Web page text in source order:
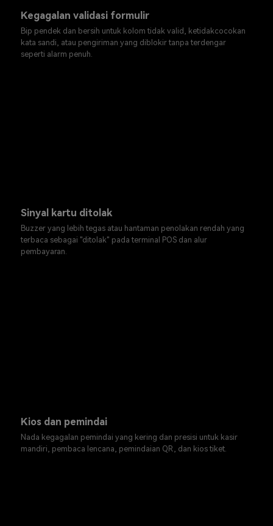
Kegagalan validasi formulir
Bip pendek dan bersih untuk kolom tidak valid, ketidakcocokan
kata sandi, atau pengiriman yang diblokir tanpa terdengar
seperti alarm penuh.
Sinyal kartu ditolak
Buzzer yang lebih tegas atau hantaman penolakan rendah yang
terbaca sebagai "ditolak" pada terminal POS dan alur
pembayaran.
Kios dan pemindai
Nada kegagalan pemindai yang kering dan presisi untuk kasir
mandiri, pembaca lencana, pemindaian QR, dan kios tiket.